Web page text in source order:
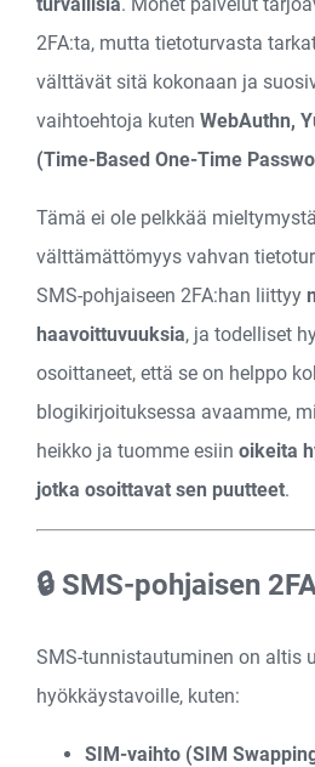
2FA:ta, mutta tietoturvasta
välttävät sitä kokonaan ja
vaihtoehtoja kuten WebAuthn,
(Time-Based One-Time
Tämä ei ole pelkkää
välttämättömyys vahvan
SMS-pohjaiseen 2FA:han liittyy
haavoittuvuuksia, ja todelliset
osoittaneet, että se on helppo
blogikirjoituksessa avaamme,
heikko ja tuomme esiin oikeita
jotka osoittavat sen puutteet.
🔒 SMS-pohjaisen
SMS-tunnistautuminen on altis
hyökkäystavoille, kuten:
SIM-vaihto (SIM